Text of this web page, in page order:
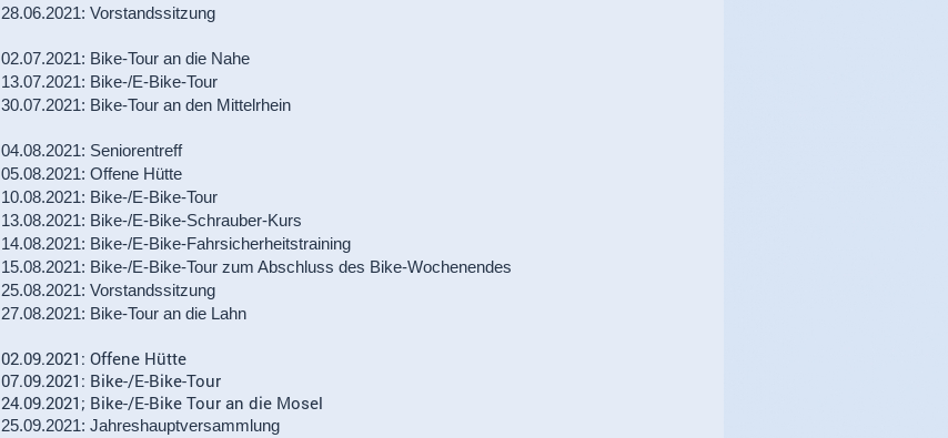
28.06.2021: Vorstandssitzung
02.07.2021: Bike-Tour an die Nahe
13.07.2021: Bike-/E-Bike-Tour
30.07.2021: Bike-Tour an den Mittelrhein
04.08.2021: Seniorentreff
05.08.2021: Offene Hütte
10.08.2021: Bike-/E-Bike-Tour
13.08.2021: Bike-/E-Bike-Schrauber-Kurs
14.08.2021: Bike-/E-Bike-Fahrsicherheitstraining
15.08.2021: Bike-/E-Bike-Tour zum Abschluss des Bike-Wochenendes
25.08.2021: Vorstandssitzung
27.08.2021: Bike-Tour an die Lahn
02.09.2021: Offene Hütte
07.09.2021: Bike-/E-Bike-Tour
24.09.2021; Bike-/E-Bike Tour an die Mosel
25.09.2021: Jahreshauptversammlung